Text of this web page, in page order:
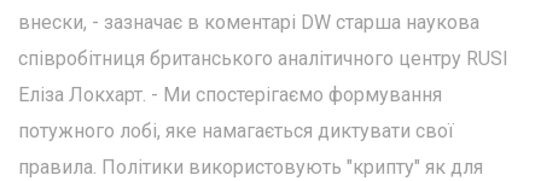
внески, - зазначає в коментарі DW старша наукова
співробітниця британського аналітичного центру RUSI
Еліза Локхарт. - Ми спостерігаємо формування
потужного лобі, яке намагається диктувати свої
правила. Політики використовують "крипту" як для